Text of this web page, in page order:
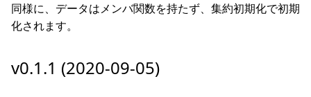
同様に、データはメンバ関数を持たず、集約初期化で初期
化されます。
v0.1.1 (2020-09-05)